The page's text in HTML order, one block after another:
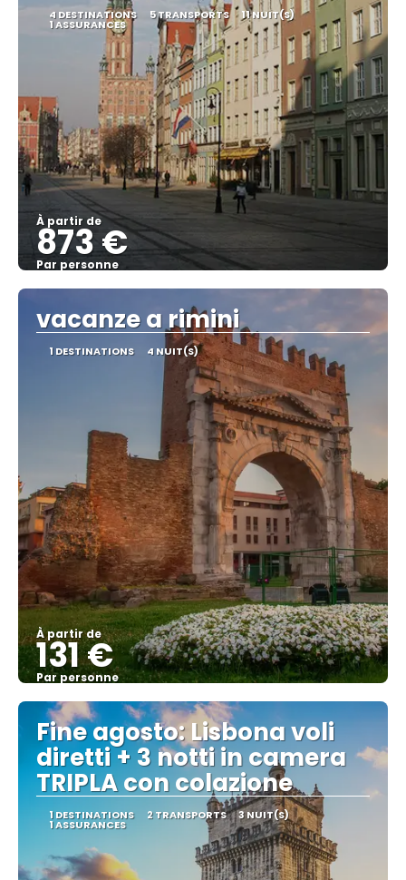
4 DESTINATIONS 5 TRANSPORTS 11 NUIT(S)
1 ASSURANCES
À partir de
873 €
Par personne
Afficher
vacanze a rimini
1 DESTINATIONS 4 NUIT(S)
À partir de
131 €
Par personne
Afficher
Fine agosto: Lisbona voli
diretti + 3 notti in camera
TRIPLA con colazione
1 DESTINATIONS 2 TRANSPORTS 3 NUIT(S)
1 ASSURANCES